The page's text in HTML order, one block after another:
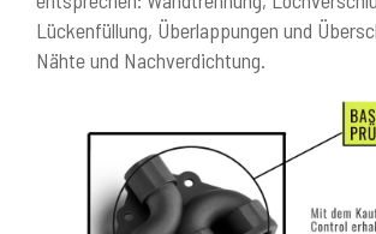
Lückenfüllung, Überlappungen und
Nähte und Nachverdichtung.